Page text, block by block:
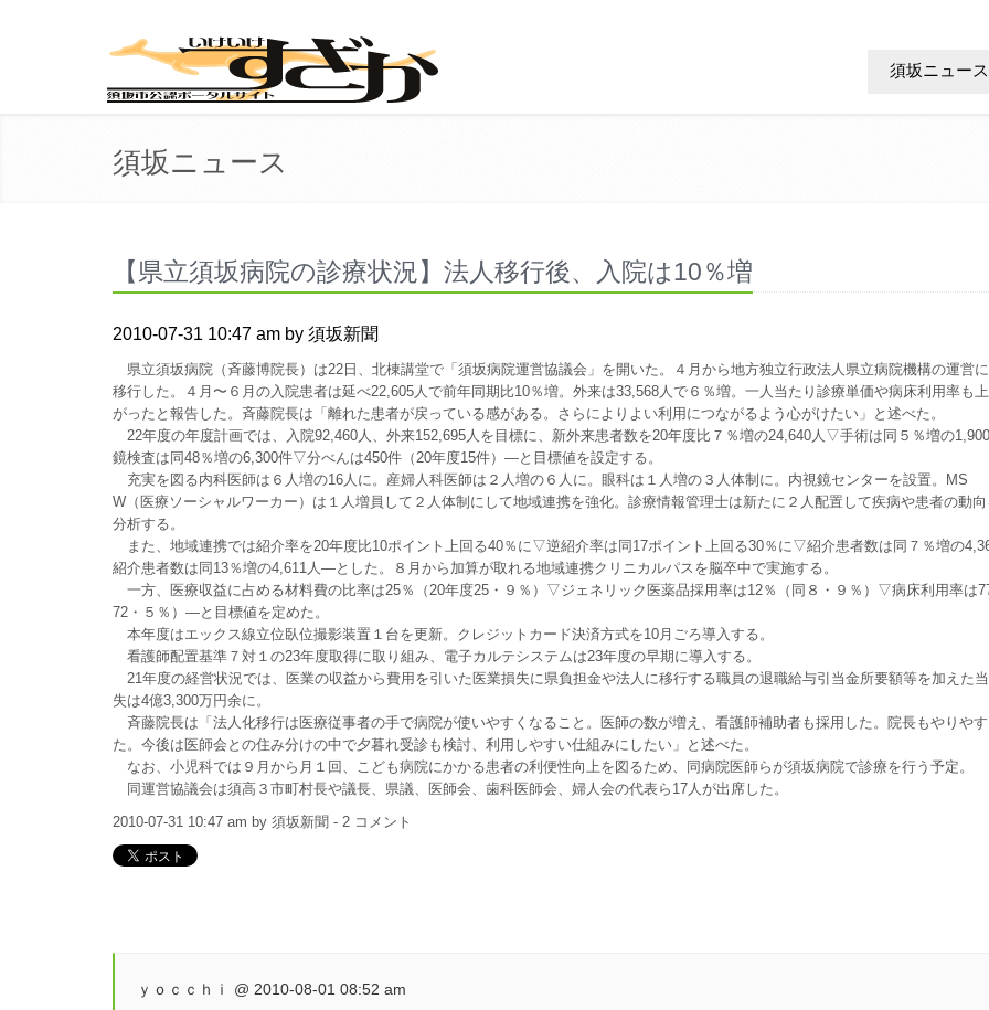
須坂ニュー
須坂ニュース
【県立須坂病院の診療状況】法人移行後、入院は10％増
2010-07-31 10:47 am by 須坂新聞
県立須坂病院（斉藤博院長）は22日、北棟講堂で「須坂病院運営協議会」を開いた。４月から地方独立行政法人県立病院機構の運営に
移行した。４月〜６月の入院患者は延べ22,605人で前年同期比10％増。外来は33,568人で６％増。一人当たり診療単価や病床利用率も上
がったと報告した。斉藤院長は「離れた患者が戻っている感がある。さらによりよい利用につながるよう心がけたい」と述べた。
22年度の年度計画では、入院92,460人、外来152,695人を目標に、新外来患者数を20年度比７％増の24,640人▽手術は同５％増の
鏡検査は同48％増の6,300件▽分べんは450件（20年度15件）―と目標値を設定する。
充実を図る内科医師は６人増の16人に。産婦人科医師は２人増の６人に。眼科は１人増の３人体制に。内視鏡センターを設置。MS
W（医療ソーシャルワーカー）は１人増員して２人体制にして地域連携を強化。診療情報管理士は新たに２人配置して疾病や患者の動
分析する。
また、地域連携では紹介率を20年度比10ポイント上回る40％に▽逆紹介率は同17ポイント上回る30％に▽紹介患者数は同７％増の
紹介患者数は同13％増の4,611人―とした。８月から加算が取れる地域連携クリニカルパスを脳卒中で実施する。
一方、医療収益に占める材料費の比率は25％（20年度25・９％）▽ジェネリック医薬品採用率は12％（同８・９％）▽病床利用率は
72・５％）―と目標値を定めた。
本年度はエックス線立位臥位撮影装置１台を更新。クレジットカード決済方式を10月ごろ導入する。
看護師配置基準７対１の23年度取得に取り組み、電子カルテシステムは23年度の早期に導入する。
21年度の経営状況では、医業の収益から費用を引いた医業損失に県負担金や法人に移行する職員の退職給与引当金所要額等を加えた
失は4億3,300万円余に。
斉藤院長は「法人化移行は医療従事者の手で病院が使いやすくなること。医師の数が増え、看護師補助者も採用した。院長もやりや
た。今後は医師会との住み分けの中で夕暮れ受診も検討、利用しやすい仕組みにしたい」と述べた。
なお、小児科では９月から月１回、こども病院にかかる患者の利便性向上を図るため、同病院医師らが須坂病院で診療を行う予定。
同運営協議会は須高３市町村長や議長、県議、医師会、歯科医師会、婦人会の代表ら17人が出席した。
2010-07-31 10:47 am by 須坂新聞 - 2 コメント
ｙｏｃｃｈｉ @ 2010-08-01 08:52 am